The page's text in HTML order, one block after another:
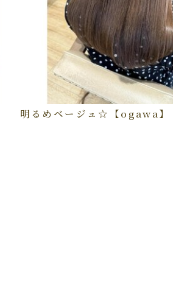
明るめベージュ☆【ogawa】